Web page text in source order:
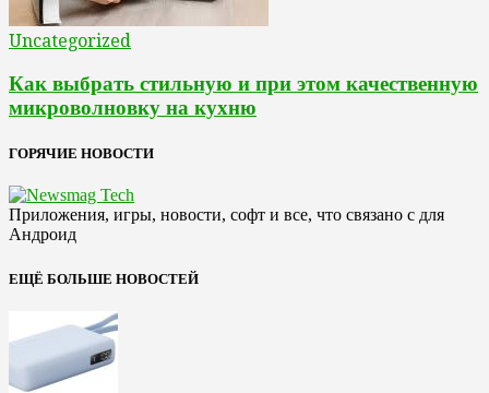
Uncategorized
Как выбрать стильную и при этом качественную
микроволновку на кухню
ГОРЯЧИЕ НОВОСТИ
Приложения, игры, новости, софт и все, что связано с для
Андроид
ЕЩЁ БОЛЬШЕ НОВОСТЕЙ